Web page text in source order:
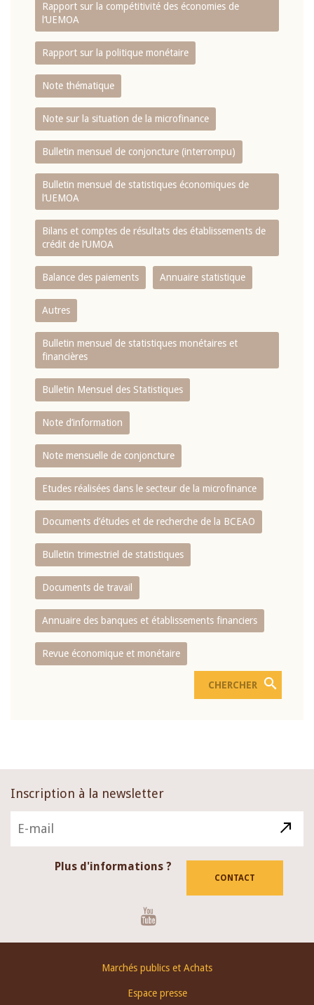
Rapport sur la compétitivité des économies de
l‘UEMOA
Rapport sur la politique monétaire
Note thématique
Note sur la situation de la microfinance
Bulletin mensuel de conjoncture (interrompu)
Bulletin mensuel de statistiques économiques de
l‘UEMOA
Bilans et comptes de résultats des établissements de
crédit de l‘UMOA
Balance des paiements Annuaire statistique
Autres
Bulletin mensuel de statistiques monétaires et
financières
Bulletin Mensuel des Statistiques
Note d’information
Note mensuelle de conjoncture
Etudes réalisées dans le secteur de la microfinance
Documents d’études et de recherche de la BCEAO
Bulletin trimestriel de statistiques
Documents de travail
Annuaire des banques et établissements financiers
Revue économique et monétaire
Inscription à la newsletter
Plus d'informations ?
CONTACT
Marchés publics et Achats
Espace presse